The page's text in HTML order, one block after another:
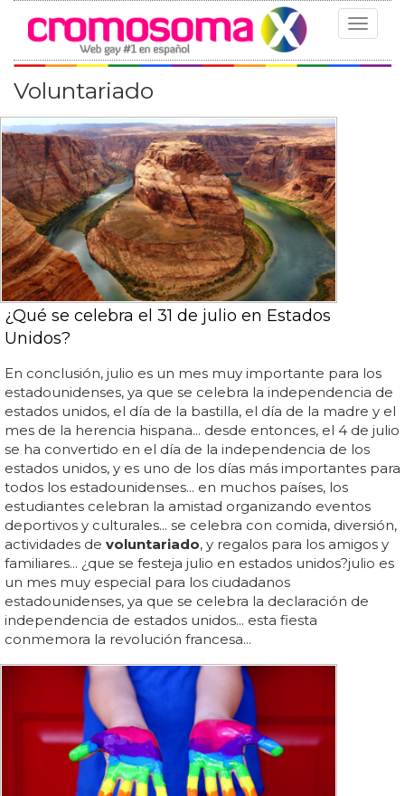
Toggle
Voluntariado
¿Qué se celebra el 31 de julio en Estados
Unidos?
En conclusión, julio es un mes muy importante para los
estadounidenses, ya que se celebra la independencia de
estados unidos, el día de la bastilla, el día de la madre y el
mes de la herencia hispana... desde entonces, el 4 de julio
se ha convertido en el día de la independencia de los
estados unidos, y es uno de los días más importantes para
todos los estadounidenses... en muchos países, los
estudiantes celebran la amistad organizando eventos
deportivos y culturales... se celebra con comida, diversión,
actividades de voluntariado, y regalos para los amigos y
familiares... ¿que se festeja julio en estados unidos?julio es
un mes muy especial para los ciudadanos
estadounidenses, ya que se celebra la declaración de
independencia de estados unidos... esta fiesta
conmemora la revolución francesa...